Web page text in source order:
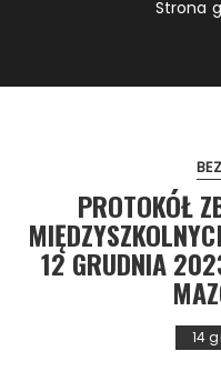
Strona
PROTOKÓŁ
12 GRUDNIA
14